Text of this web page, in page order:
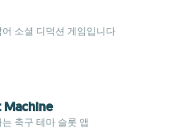
소셜 디덕션 게임입니다
Machine
축구 테마 슬롯 앱